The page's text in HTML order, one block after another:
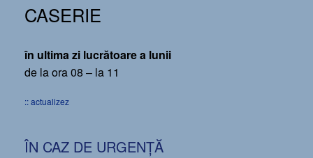
CASERIE
în ultima zi lucrătoare a lunii
de la ora 08 – la 11
:: actualizez
ÎN CAZ DE URGENȚĂ